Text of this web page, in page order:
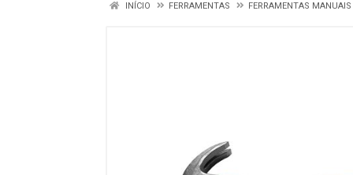
INÍCIO FERRAMENTAS FERRAMENTAS MANUAIS